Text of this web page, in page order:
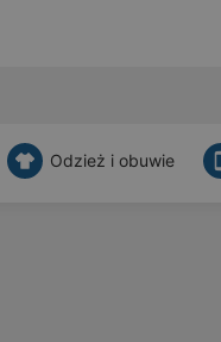
Odzież i obuwie